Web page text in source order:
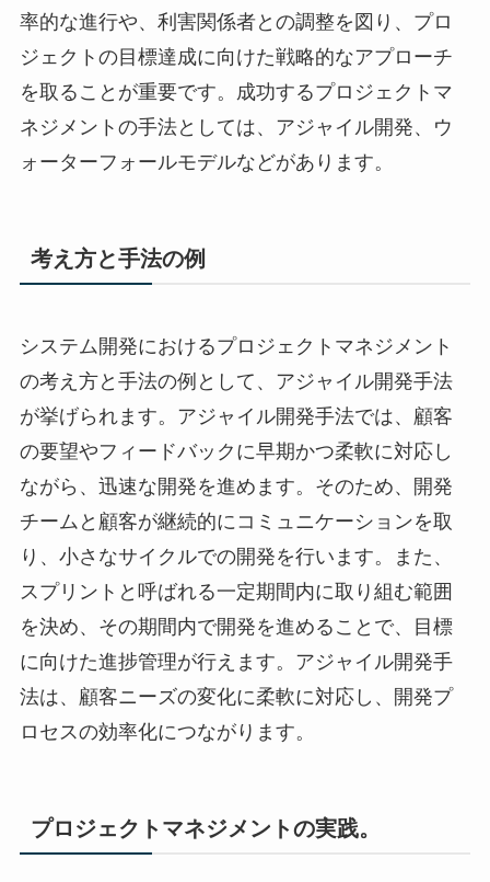
率的な進行や、利害関係者との調整を図り、プロ
ジェクトの目標達成に向けた戦略的なアプローチ
を取ることが重要です。成功するプロジェクトマ
ネジメントの手法としては、アジャイル開発、ウ
ォーターフォールモデルなどがあります。
考え方と手法の例
システム開発におけるプロジェクトマネジメント
の考え方と手法の例として、アジャイル開発手法
が挙げられます。アジャイル開発手法では、顧客
の要望やフィードバックに早期かつ柔軟に対応し
ながら、迅速な開発を進めます。そのため、開発
チームと顧客が継続的にコミュニケーションを取
り、小さなサイクルでの開発を行います。また、
スプリントと呼ばれる一定期間内に取り組む範囲
を決め、その期間内で開発を進めることで、目標
に向けた進捗管理が行えます。アジャイル開発手
法は、顧客ニーズの変化に柔軟に対応し、開発プ
ロセスの効率化につながります。
プロジェクトマネジメントの実践。